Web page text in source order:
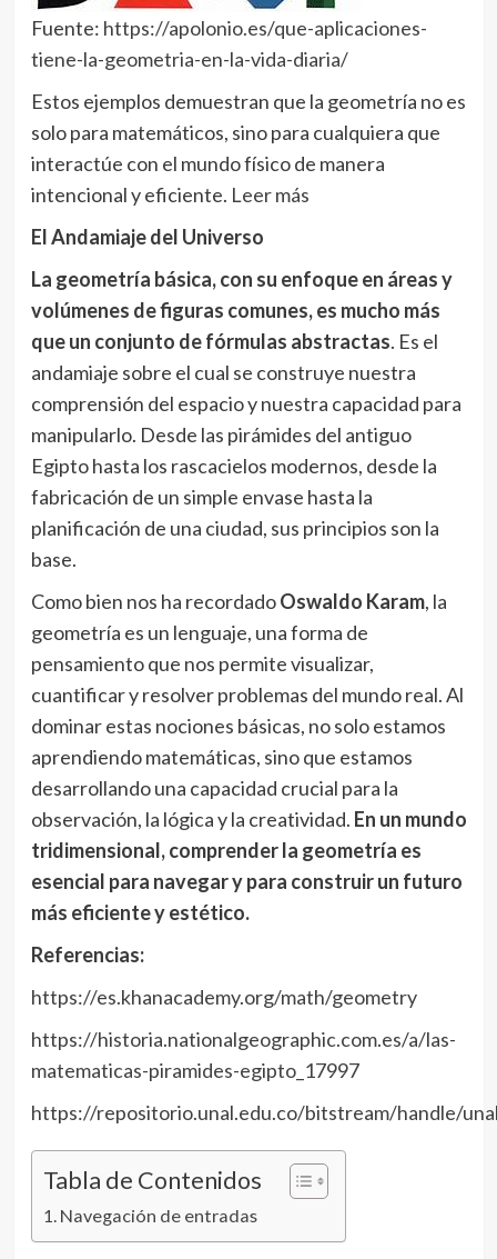
Fuente: https://apolonio.es/que-aplicaciones-
tiene-la-geometria-en-la-vida-diaria/
Estos ejemplos demuestran que la geometría no es
solo para matemáticos, sino para cualquiera que
interactúe con el mundo físico de manera
intencional y eficiente. Leer más
El Andamiaje del Universo
La geometría básica, con su enfoque en áreas y
volúmenes de figuras comunes, es mucho más
que un conjunto de fórmulas abstractas. Es el
andamiaje sobre el cual se construye nuestra
comprensión del espacio y nuestra capacidad para
manipularlo. Desde las pirámides del antiguo
Egipto hasta los rascacielos modernos, desde la
fabricación de un simple envase hasta la
planificación de una ciudad, sus principios son la
base.
Como bien nos ha recordadoOswaldo Karam, la
geometría es un lenguaje, una forma de
pensamiento que nos permite visualizar,
cuantificar y resolver problemas del mundo real. Al
dominar estas nociones básicas, no solo estamos
aprendiendo matemáticas, sino que estamos
desarrollando una capacidad crucial para la
observación, la lógica y la creatividad. En un mundo
tridimensional, comprender la geometría es
esencial para navegar y para construir un futuro
más eficiente y estético.
Referencias:
https://es.khanacademy.org/math/geometry
https://historia.nationalgeographic.com.es/a/las-
matematicas-piramides-egipto_17997
https://repositorio.unal.edu.co/bitstream/handle/
Tabla de Contenidos
Navegación de entradas